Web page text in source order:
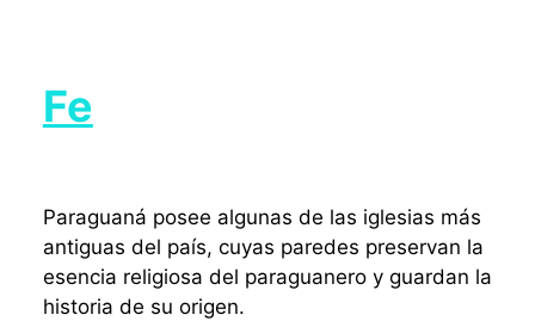
Fe
Paraguaná posee algunas de las iglesias más
antiguas del país, cuyas paredes preservan la
esencia religiosa del paraguanero y guardan la
historia de su origen.